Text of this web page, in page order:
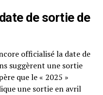
de sortie de
officialisé la date de
suggèrent une sortie
que le « 2025 »
une sortie en avril